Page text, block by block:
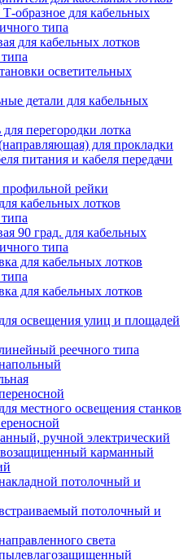
образное для кабельных
типа
для кабельных лотков
осветительных
детали для кабельных
перегородки лотка
для прокладки
питания и кабеля передачи
профильной рейки
кабельных лотков
90 град. для кабельных
типа
для кабельных лотков
для кабельных лотков
освещения улиц и площадей
реечного типа
местного освещения станков
ручной электрический
карманный
потолочный и
потолочный и
света